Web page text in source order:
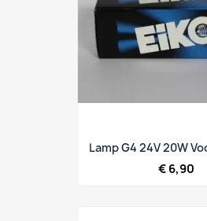
Lamp G4 24V 20W
€ 6,90